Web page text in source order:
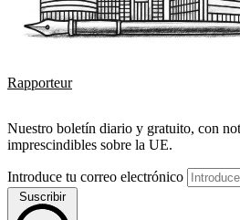
Rapporteur
Nuestro boletín diario y gratuito, con
imprescindibles sobre la UE.
Introduce tu correo electrónico
Suscribir